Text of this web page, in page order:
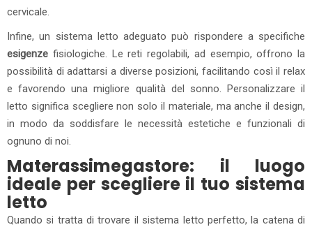
cervicale.
Infine, un sistema letto adeguato può rispondere a specifiche
esigenze fisiologiche. Le reti regolabili, ad esempio, offrono la
possibilità di adattarsi a diverse posizioni, facilitando così il relax
e favorendo una migliore qualità del sonno. Personalizzare il
letto significa scegliere non solo il materiale, ma anche il design,
in modo da soddisfare le necessità estetiche e funzionali di
ognuno di noi.
Materassimegastore: il luogo
ideale per scegliere il tuo sistema
letto
Quando si tratta di trovare il sistema letto perfetto, la catena di